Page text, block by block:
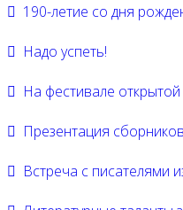
190-летие со дня
Надо успеть!
На фестивале открытой
Презентация
Встреча с писателями